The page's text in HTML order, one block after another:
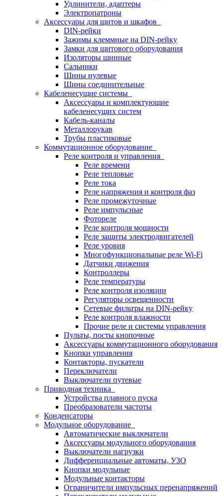
Удлинители, адаптеры
Электропатроны
Аксессуары для щитов и шкафов
DIN-рейки
Зажимы клеммные на DIN-рейку
Замки для щитового оборудования
Изоляторы шинные
Сальники
Шины нулевые
Шины соединительные
Кабеленесущие системы
Аксессуары и комплектующие
кабеленесущих систем
Кабель-каналы
Металлорукав
Трубы пластиковые
Коммутационное оборудование
Реле контроля и управления
Реле времени
Реле тепловые
Реле тока
Реле напряжения и контроля фаз
Реле промежуточные
Реле импульсные
Фотореле
Реле контроля мощности
Реле защиты электродвигателей
Реле уровня
Многофункциональные реле Wi-Fi
Датчики движения
Контроллеры
Реле температуры
Реле контроля изоляции
Регуляторы освещенности
Сетевые фильтры на DIN-рейку
Реле контроля влажности
Прочие реле и системы управления
Пульты, посты кнопочные
Аксессуары коммутационного оборудования
Кнопки управления
Контакторы, пускатели
Переключатели
Выключатели путевые
Приводная техника
Устройства плавного пуска
Преобразователи частоты
Конденсаторы
Модульное оборудование
Автоматические выключатели
Аксессуары модульного оборудования
Выключатели нагрузки
Дифференциальные автоматы, УЗО
Кнопки модульные
Модульные контакторы
Ограничители импульсных перенапряжений